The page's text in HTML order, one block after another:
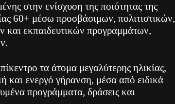
στην ενίσχυση της ποιότητας της
60+ μέσω προσβάσιμων, πολιτιστικών,
και εκπαιδευτικών προγραμμάτων,
τα άτομα μεγαλύτερης ηλικίας,
και ενεργό γήρανση, μέσα από ειδικά
προγράμματα, δράσεις και